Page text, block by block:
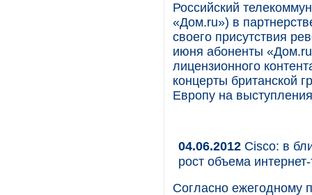
Российский
«Дом.ru») в
своего присутствия
июня абоненты
лицензионного
концерты британской
Европу на
04.06.2012 Cisco: в
рост объема
Согласно ежегодному